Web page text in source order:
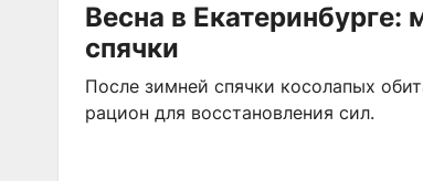
Весна в
спячки
После зимней спячки косолапых
рацион для восстановления сил.